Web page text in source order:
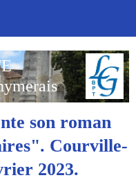
son roman
Courville-
2023.